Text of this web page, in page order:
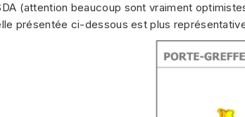
(attention beaucoup sont vraiment
présentée ci-dessous est plus